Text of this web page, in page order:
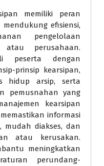
memiliki peran
efisiensi,
pengelolaan
perusahaan.
peserta dengan
prinsip kearsipan,
hidup arsip, serta
pemusnahan yang
kearsipan
informasi
mudah diakses, dan
atau kerusakan.
meningkatkan
perundang-